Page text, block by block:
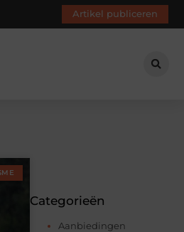
Artikel publiceren
Categorieën
Aanbiedingen